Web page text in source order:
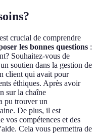
crucial de comprendre
les bonnes questions :
Souhaitez-vous de
soutien dans la gestion de
client qui avait pour
éthiques. Après avoir
sur la chaîne
pu trouver un
De plus, il est
vos compétences et des
Cela vous permettra de